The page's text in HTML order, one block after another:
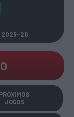
2025-26
PRÓXIMOS
JOGOS